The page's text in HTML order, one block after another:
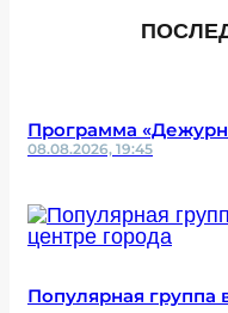
Программа
08.08.2026, 19:45
Популярная группа